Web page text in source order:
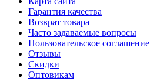
Гарантия качества
Возврат товара
Часто задаваемые вопросы
Пользовательское соглашение
Отзывы
Скидки
Оптовикам